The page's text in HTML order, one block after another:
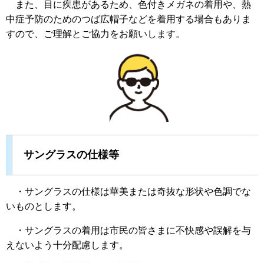
また、目に疾患があるため、色付きメガネの着用や、熱
中症予防のためのつば広帽子などを着用する場合もありま
すので、ご理解とご協力をお願いします。
サングラスの仕様等
・サングラスの仕様は華美または奇抜な形状や色調でな
いものとします。
・サングラスの着用は市民の皆さまに不快感や誤解を与
えないよう十分配慮します。